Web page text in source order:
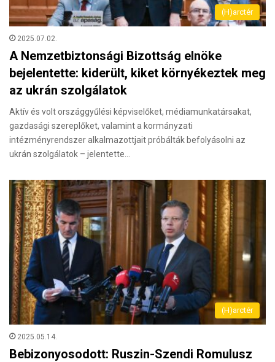
(H)arctér
2025.07.02.
A Nemzetbiztonsági Bizottság elnöke
bejelentette: kiderült, kiket környékeztek meg
az ukrán szolgálatok
Aktív és volt országgyűlési képviselőket, médiamunkatársakat,
gazdasági szereplőket, valamint a kormányzati
intézményrendszer alkalmazottjait próbálták befolyásolni az
ukrán szolgálatok – jelentette…
(H)arctér
2025.05.14.
Bebizonyosodott: Ruszin-Szendi Romulusz